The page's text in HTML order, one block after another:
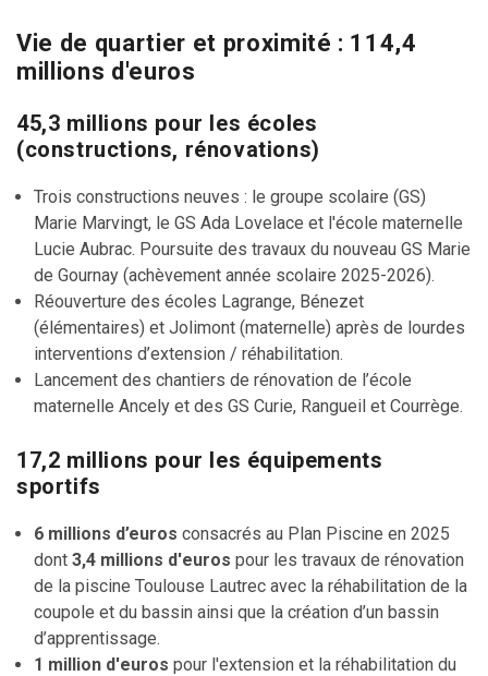
Vie de quartier et proximité : 114,4
millions d'euros
45,3 millions pour les écoles
(constructions, rénovations)
Trois constructions neuves : le groupe scolaire (GS)
Marie Marvingt, le GS Ada Lovelace et l'école maternelle
Lucie Aubrac. Poursuite des travaux du nouveau GS Marie
de Gournay (achèvement année scolaire 2025-2026).
Réouverture des écoles Lagrange, Bénezet
(élémentaires) et Jolimont (maternelle) après de lourdes
interventions d’extension / réhabilitation.
Lancement des chantiers de rénovation de l’école
maternelle Ancely et des GS Curie, Rangueil et Courrège.
17,2 millions pour les équipements
sportifs
6 millions d’euros consacrés au Plan Piscine en 2025
dont 3,4 millions d'euros pour les travaux de rénovation
de la piscine Toulouse Lautrec avec la réhabilitation de la
coupole et du bassin ainsi que la création d’un bassin
d’apprentissage.
1 million d'euros pour l'extension et la réhabilitation du